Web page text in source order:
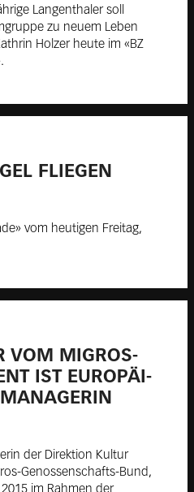
Langenthaler soll
zu neuem Leben
Holzer heute im «BZ
FLIE­GEN
vom heutigen Freitag,
VOM MI­GROS-
IST EU­RO­PÄI­
der Direktion Kultur
Genossenschafts-Bund,
im Rahmen der